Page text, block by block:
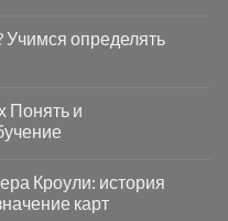
Учимся определять
Понять и
Кроули: история
карт